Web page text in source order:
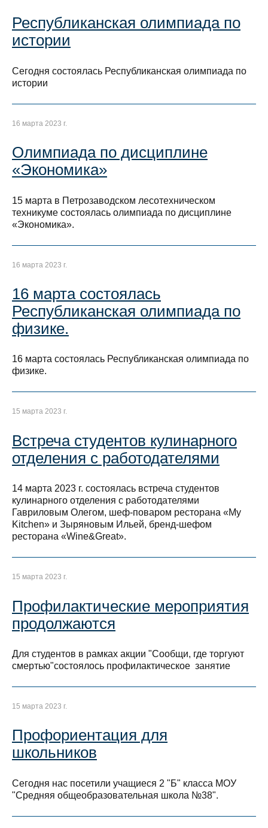
Республиканская олимпиада по
истории
Сегодня состоялась Республиканская олимпиада по
истории
16 марта 2023 г.
Олимпиада по дисциплине
«Экономика»
15 марта в Петрозаводском лесотехническом
техникуме состоялась олимпиада по дисциплине
«Экономика».
16 марта 2023 г.
16 марта состоялась
Республиканская олимпиада по
физике.
16 марта состоялась Республиканская олимпиада по
физике.
15 марта 2023 г.
Встреча студентов кулинарного
отделения с работодателями
14 марта 2023 г. состоялась встреча студентов
кулинарного отделения с работодателями
Гавриловым Олегом, шеф-поваром ресторана «My
Kitchen» и Зыряновым Ильей, бренд-шефом
ресторана «Wine&Great».
15 марта 2023 г.
Профилактические мероприятия
продолжаются
Для студентов в рамках акции "Сообщи, где торгуют
смертью"состоялось профилактическое занятие
15 марта 2023 г.
Профориентация для
школьников
Сегодня нас посетили учащиеся 2 "Б" класса МОУ
"Средняя общеобразовательная школа №38".